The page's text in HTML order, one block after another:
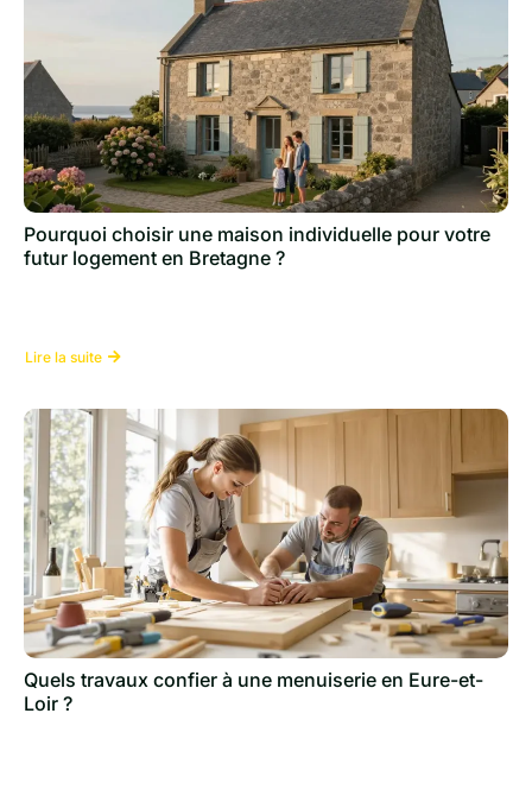
Pourquoi choisir une maison individuelle pour votre
futur logement en Bretagne ?
Lire la suite
Quels travaux confier à une menuiserie en Eure-et-
Loir ?